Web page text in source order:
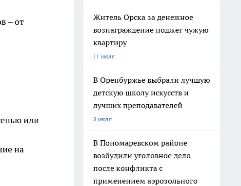
– от
или
на
Житель Орска за денежное
вознаграждение поджег чужую
квартиру
11 июля
В Оренбуржье выбрали лучшую
детскую школу искусств и
лучших преподавателей
8 июля
В Пономаревском районе
возбудили уголовное дело
после конфликта с
применением аэрозольного